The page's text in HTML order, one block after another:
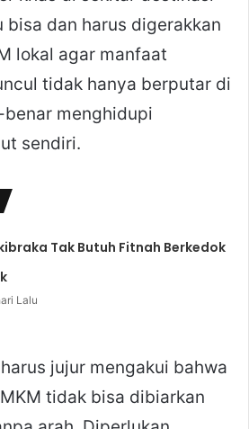
bisa dan harus digerakkan
lokal agar manfaat
tidak hanya berputar di
menghidupi
sendiri.
Tak Butuh Fitnah Berkedok
Lalu
jujur mengakui bahwa
tidak bisa dibiarkan